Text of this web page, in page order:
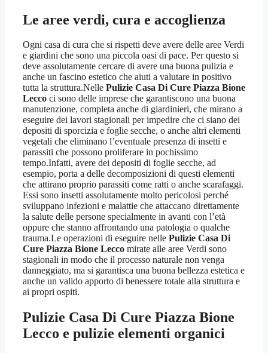
Le aree verdi, cura e accoglienza
Ogni casa di cura che si rispetti deve avere delle aree Verdi
e giardini che sono una piccola oasi di pace. Per questo si
deve assolutamente cercare di avere una buona pulizia e
anche un fascino estetico che aiuti a valutare in positivo
tutta la struttura.Nelle Pulizie Casa Di Cure Piazza Bione
Lecco ci sono delle imprese che garantiscono una buona
manutenzione, completa anche di giardinieri, che mirano a
eseguire dei lavori stagionali per impedire che ci siano dei
depositi di sporcizia e foglie secche, o anche altri elementi
vegetali che eliminano l’eventuale presenza di insetti e
parassiti che possono proliferare in pochissimo
tempo.Infatti, avere dei depositi di foglie secche, ad
esempio, porta a delle decomposizioni di questi elementi
che attirano proprio parassiti come ratti o anche scarafaggi.
Essi sono insetti assolutamente molto pericolosi perché
sviluppano infezioni e malattie che attaccano direttamente
la salute delle persone specialmente in avanti con l’età
oppure che stanno affrontando una patologia o qualche
trauma.Le operazioni di eseguire nelle Pulizie Casa Di
Cure Piazza Bione Lecco mirate alle aree Verdi sono
stagionali in modo che il processo naturale non venga
danneggiato, ma si garantisca una buona bellezza estetica e
anche un valido apporto di benessere totale alla struttura e
ai propri ospiti.
Pulizie Casa Di Cure Piazza Bione
Lecco e pulizie elementi organici